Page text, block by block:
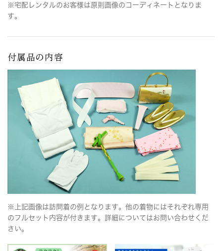
※宅配レンタルのお客様は原則画像のコーディネートとなりま
す。
付属品の内容
※上記画像は訪問着の例となります。他の着物にはそれぞれ専用
のフルセット内容が付きます。詳細についてはお問い合わせくだ
さい。